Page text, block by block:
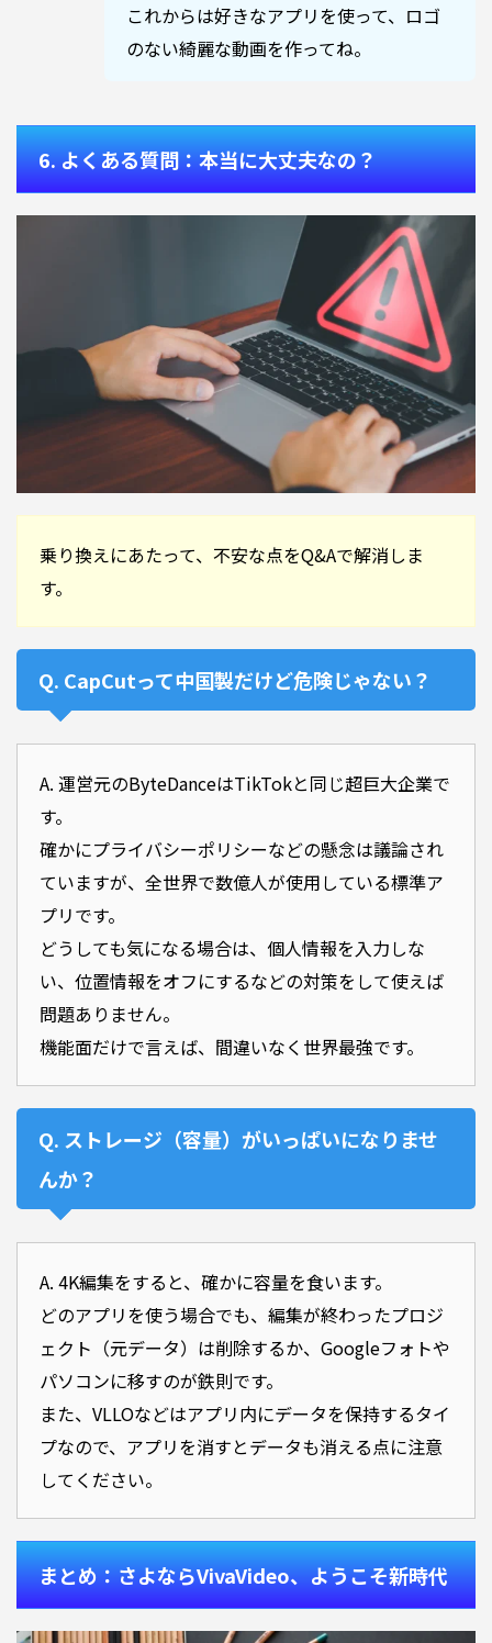
これからは好きなアプリを使って、ロゴ
のない綺麗な動画を作ってね。
6. よくある質問：本当に大丈夫なの？
乗り換えにあたって、不安な点をQ&Aで解消しま
す。
Q. CapCutって中国製だけど危険じゃない？
A. 運営元のByteDanceはTikTokと同じ超巨大企業で
す。
確かにプライバシーポリシーなどの懸念は議論され
ていますが、全世界で数億人が使用している標準ア
プリです。
どうしても気になる場合は、個人情報を入力しな
い、位置情報をオフにするなどの対策をして使えば
問題ありません。
機能面だけで言えば、間違いなく世界最強です。
Q. ストレージ（容量）がいっぱいになりませ
んか？
A. 4K編集をすると、確かに容量を食います。
どのアプリを使う場合でも、編集が終わったプロジ
ェクト（元データ）は削除するか、Googleフォトや
パソコンに移すのが鉄則です。
また、VLLOなどはアプリ内にデータを保持するタイ
プなので、アプリを消すとデータも消える点に注意
してください。
まとめ：さよならVivaVideo、ようこそ新時代